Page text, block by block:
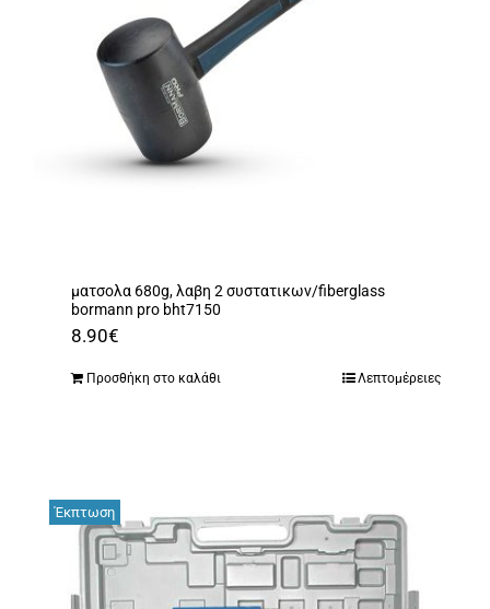
ματσολα 680g, λαβη 2 συστατικων/fiberglass
bormann pro bht7150
8.90€
Προσθήκη στο καλάθι Λεπτομέρειες
Έκπτωση